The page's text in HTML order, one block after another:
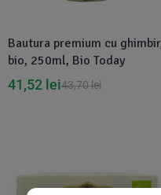
Bautura premium cu
bio, 250ml, Bio Today
43,70lei
41,52 lei